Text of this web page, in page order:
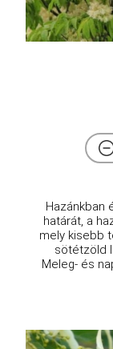
Hazánkban
határát, a
mely kisebb
sötétzöld
Meleg- és